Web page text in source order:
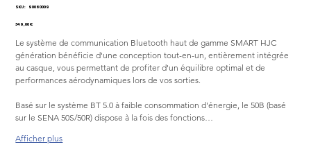
SKU :
SKU
90060009
Prix
349,00 €
Le système de communication Bluetooth haut de gamme SMART HJC
génération bénéficie d'une conception tout-en-un, entièrement intégrée
au casque, vous permettant de profiter d'un équilibre optimal et de
performances aérodynamiques lors de vos sorties.
Basé sur le système BT 5.0 à faible consommation d'énergie, le 50B (basé
sur le SENA 50S/50R) dispose à la fois des fonctions…
Afficher plus